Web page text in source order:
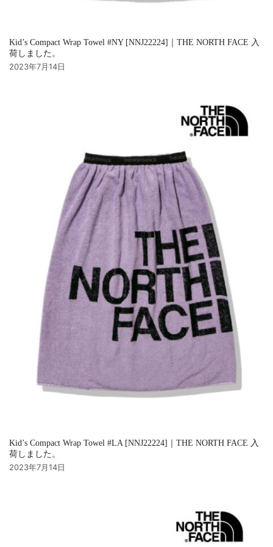
Kid’s Compact Wrap Towel #NY [NNJ22224]｜THE NORTH FACE 入
荷しました。
2023年7月14日
Kid’s Compact Wrap Towel #LA [NNJ22224]｜THE NORTH FACE 入
荷しました。
2023年7月14日